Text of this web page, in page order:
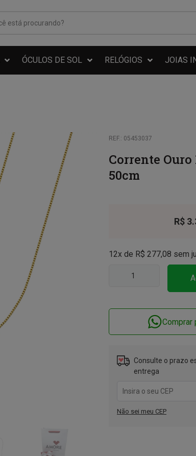
ÓCULOS DE SOL RELÓGIOS JOIAS
REF.: 05453037
Corrente
50cm
R$
12x de R$ 277,08 sem
Comprar
Consulte o prazo
entrega
Não sei meu CEP